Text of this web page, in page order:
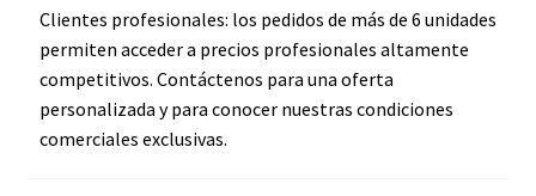
Clientes profesionales: los pedidos de más de 6 unidades
permiten acceder a precios profesionales altamente
competitivos. Contáctenos para una oferta
personalizada y para conocer nuestras condiciones
comerciales exclusivas.